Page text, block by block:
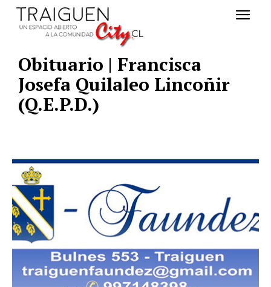
Obituario | Francisca
Josefa Quilaleo Lincoñir
(Q.E.P.D.)